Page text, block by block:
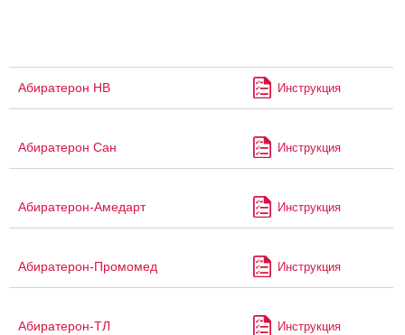
Абиратерон НВ Инструкция
Абиратерон Сан Инструкция
Абиратерон-Амедарт Инструкция
Абиратерон-Промомед Инструкция
Абиратерон-ТЛ Инструкция